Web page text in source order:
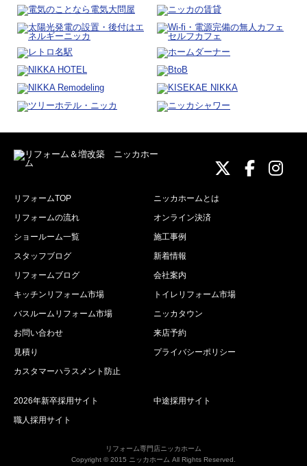
ニッカ
ニッニ
リフォームTOP
ニッカホームとは
リフォームの流れ
オンライン決済
ショールーム一覧
施工事例
スタッフブログ
新着情報
リフォームブログ
会社案内
キッチンリフォーム市場
トイレリフォーム市場
バスルームリフォーム市場
ニッカタウン
お問い合わせ
来店予約
見積り
プライバシーポリシー
カスタマーハラスメント防止
2026年新卒採用サイト
中途採用サイト
職人採用サイト
リフォーム専門店ニッカホーム
Copyright © 2015 ニッカホーム All Rights Reserved.